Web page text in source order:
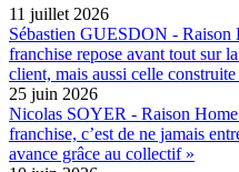
11 juillet 2026
Sébastien GUESDON - Raison
franchise repose avant tout sur
client, mais aussi celle construite
25 juin 2026
Nicolas SOYER - Raison
franchise, c’est de ne jamais
avance grâce au collectif »